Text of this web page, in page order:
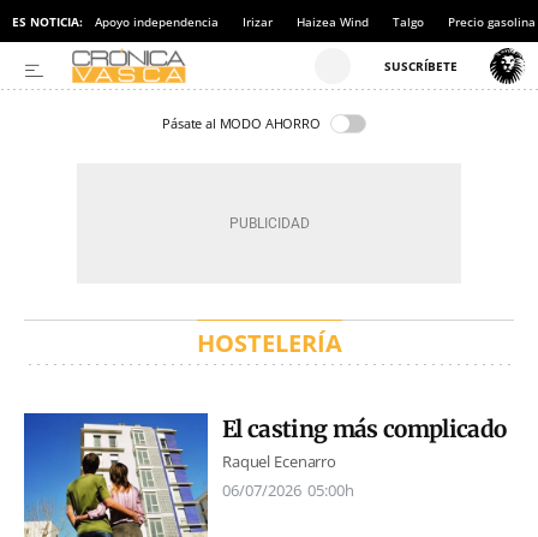
ES NOTICIA: Apoyo independencia Irizar Haizea Wind Talgo Precio gasolina
Pásate al MODO AHORRO
HOSTELERÍA
El casting más complicado
Raquel Ecenarro
06/07/2026 05:00h